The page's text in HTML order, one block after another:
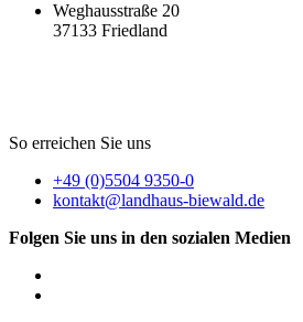
Weghausstraße 20
37133 Friedland
So erreichen Sie uns
+49 (0)5504 9350-0
kontakt@landhaus-biewald.de
Folgen Sie uns in den sozialen Medien